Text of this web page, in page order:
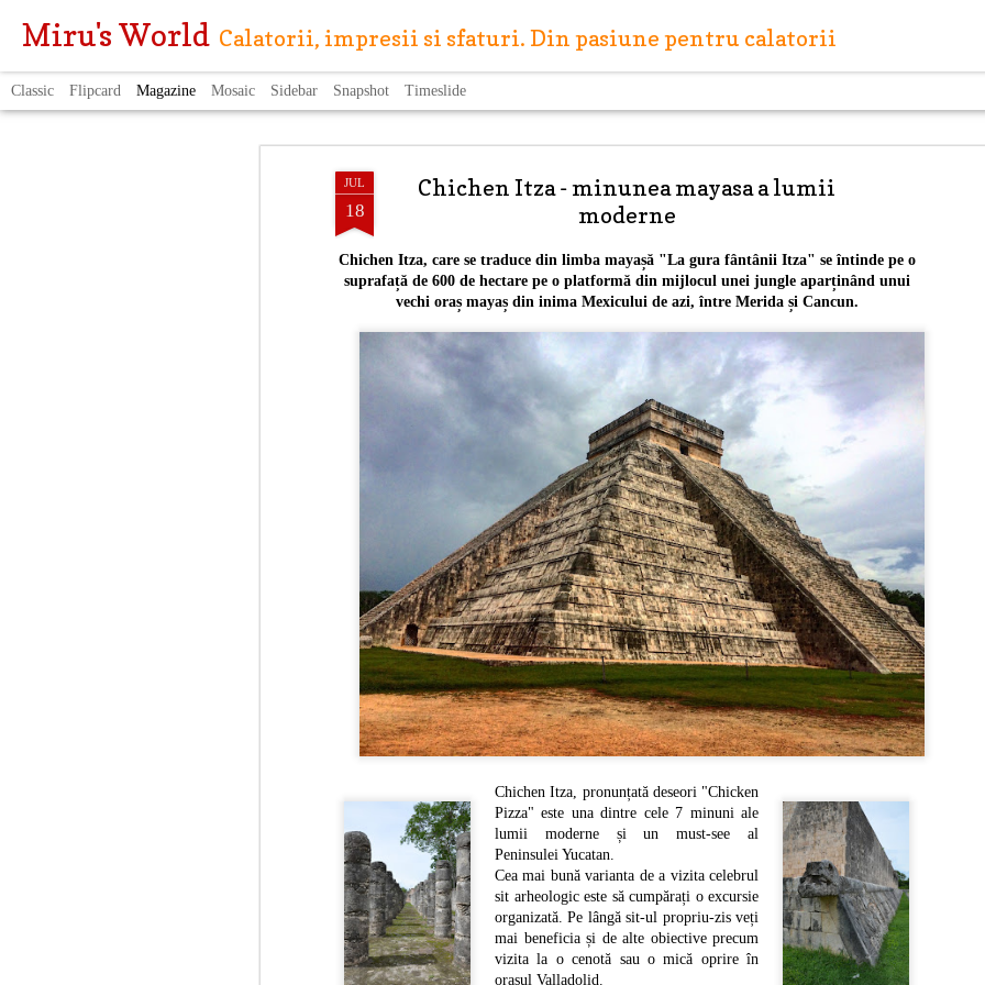
JUL
18
Chichen Itza - minunea mayasa a lumii
moderne
Chichen Itza, care se traduce din limba mayașă "La gura fântânii Itza" se întinde pe o
suprafață de 600 de hectare pe o platformă din mijlocul unei jungle aparținând unui
vechi oraș mayaș din inima Mexicului de azi, între Merida și Cancun.
Chichen Itza, pronunțată deseori "Chicken
Pizza" este una dintre cele 7 minuni ale
lumii moderne și un must-see al
Peninsulei Yucatan.
Cea mai bună varianta de a vizita celebrul
sit arheologic este să cumpărați o excursie
organizată. Pe lângă sit-ul propriu-zis veți
mai beneficia și de alte obiective precum
vizita la o cenotă sau o mică oprire în
orașul Valladolid.
Miru's World Calatorii, impresii si sfaturi. Din pasiune pentru calatorii
Classic Flipcard Magazine Mosaic Sidebar Snapshot Timeslide
MAY
Capitale europene:
(Letonia)
Riga este capitala Letoniei, situată pe malul Mării
vărsare a râului Daugava. Riga este cel mai mare
iar centrul istoric al orașului a fost inclus în anul
din patrimoniul cultural mondial UNESCO.
Scurtă istorie a orașului
Riga este amplasată pe locul unei așezări antice a
antic fino-ugric, la confluența râurilor Daugava și
Ridzene era cunoscut la începuturi sub numele de
numele său orașului.